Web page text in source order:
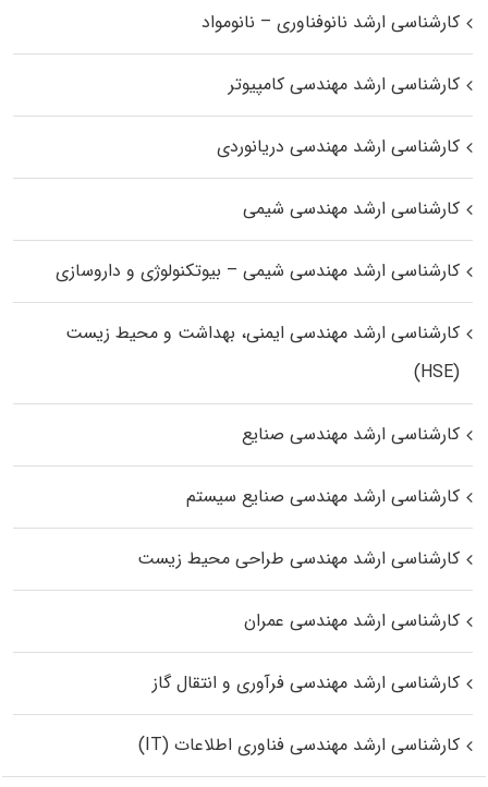
کارشناسی ارشد نانوفناوری – نانومواد
کارشناسی ارشد مهندسی کامپیوتر
کارشناسی ارشد مهندسی دریانوردی
کارشناسی ارشد مهندسی شیمی
کارشناسی ارشد مهندسی شیمی – بیوتکنولوژی و داروسازی
کارشناسی ارشد مهندسی ایمنی، بهداشت و محیط زیست
(HSE)
کارشناسی ارشد مهندسی صنایع
کارشناسی ارشد مهندسی صنایع سیستم
کارشناسی ارشد مهندسی طراحی محیط زیست
کارشناسی ارشد مهندسی عمران
کارشناسی ارشد مهندسی فرآوری و انتقال گاز
کارشناسی ارشد مهندسی فناوری اطلاعات (IT)